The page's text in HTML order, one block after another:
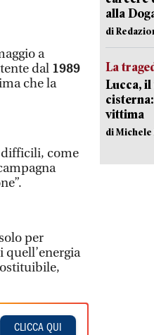
a
dal 1989
che la
difficili, come
per
quell’energia
CLICCA QUI
alla
di
La
Lucca,
vittima
di